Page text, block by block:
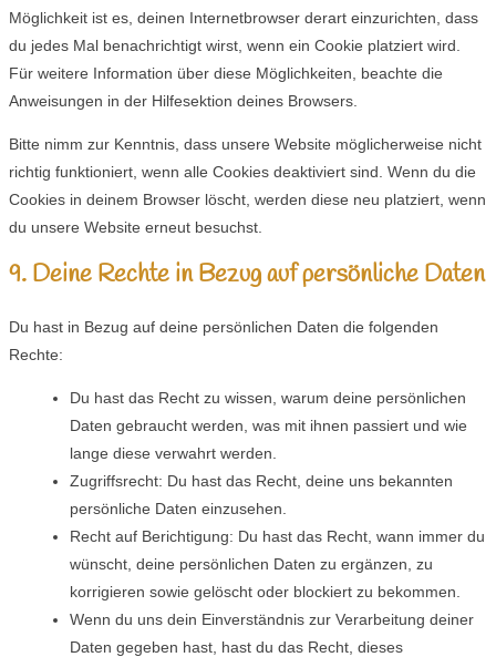
Möglichkeit ist es, deinen Internetbrowser derart einzurichten, dass
du jedes Mal benachrichtigt wirst, wenn ein Cookie platziert wird.
Für weitere Information über diese Möglichkeiten, beachte die
Anweisungen in der Hilfesektion deines Browsers.
Bitte nimm zur Kenntnis, dass unsere Website möglicherweise nicht
richtig funktioniert, wenn alle Cookies deaktiviert sind. Wenn du die
Cookies in deinem Browser löscht, werden diese neu platziert, wenn
du unsere Website erneut besuchst.
9. Deine Rechte in Bezug auf persönliche Daten
Du hast in Bezug auf deine persönlichen Daten die folgenden
Rechte:
Du hast das Recht zu wissen, warum deine persönlichen
Daten gebraucht werden, was mit ihnen passiert und wie
lange diese verwahrt werden.
Zugriffsrecht: Du hast das Recht, deine uns bekannten
persönliche Daten einzusehen.
Recht auf Berichtigung: Du hast das Recht, wann immer du
wünscht, deine persönlichen Daten zu ergänzen, zu
korrigieren sowie gelöscht oder blockiert zu bekommen.
Wenn du uns dein Einverständnis zur Verarbeitung deiner
Daten gegeben hast, hast du das Recht, dieses